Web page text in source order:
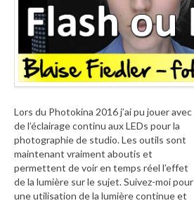
Lors du Photokina 2016 j’ai pu jouer avec
de l’éclairage continu aux LEDs pour la
photographie de studio. Les outils sont
maintenant vraiment aboutis et
permettent de voir en temps réel l’effet
de la lumière sur le sujet. Suivez-moi pour
une utilisation de la lumière continue et